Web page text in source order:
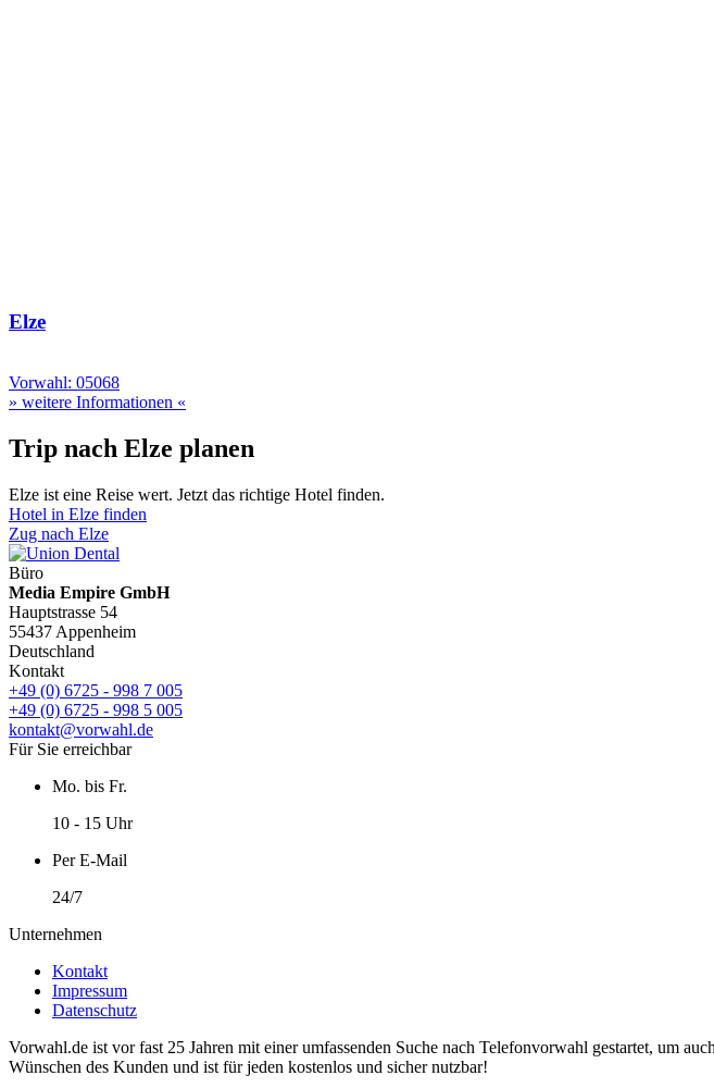
Elze
Vorwahl: 05068
» weitere Informationen «
Trip nach Elze planen
Elze ist eine Reise wert. Jetzt das richtige Hotel finden.
Hotel in Elze finden
Zug nach Elze
Büro
Media Empire GmbH
Hauptstrasse 54
55437 Appenheim
Deutschland
Kontakt
+49 (0) 6725 - 998 7 005
+49 (0) 6725 - 998 5 005
kontakt@vorwahl.de
Für Sie erreichbar
Mo. bis Fr.
10 - 15 Uhr
Per E-Mail
24/7
Unternehmen
Kontakt
Impressum
Datenschutz
Vorwahl.de ist vor fast 25 Jahren mit einer umfassenden Suche nach Telefonvorwahl gestartet, um
Wünschen des Kunden und ist für jeden kostenlos und sicher nutzbar!